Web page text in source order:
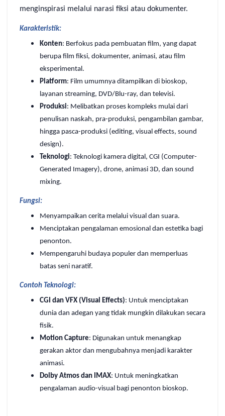
menginspirasi melalui narasi fiksi atau dokumenter.
Karakteristik:
Konten: Berfokus pada pembuatan film, yang dapat
berupa film fiksi, dokumenter, animasi, atau film
eksperimental.
Platform: Film umumnya ditampilkan di bioskop,
layanan streaming, DVD/Blu-ray, dan televisi.
Produksi: Melibatkan proses kompleks mulai dari
penulisan naskah, pra-produksi, pengambilan gambar,
hingga pasca-produksi (editing, visual effects, sound
design).
Teknologi: Teknologi kamera digital, CGI (Computer-
Generated Imagery), drone, animasi 3D, dan sound
mixing.
Fungsi:
Menyampaikan cerita melalui visual dan suara.
Menciptakan pengalaman emosional dan estetika bagi
penonton.
Mempengaruhi budaya populer dan memperluas
batas seni naratif.
Contoh Teknologi:
CGI dan VFX (Visual Effects): Untuk menciptakan
dunia dan adegan yang tidak mungkin dilakukan secara
fisik.
Motion Capture: Digunakan untuk menangkap
gerakan aktor dan mengubahnya menjadi karakter
animasi.
Dolby Atmos dan IMAX: Untuk meningkatkan
pengalaman audio-visual bagi penonton bioskop.